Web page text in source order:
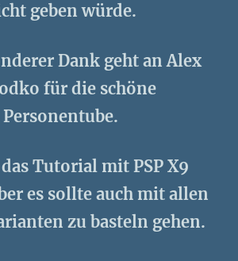
geben würde.
Dank geht an Alex
für die schöne
Personentube.
Tutorial mit PSP X9
es sollte auch mit allen
zu basteln gehen.